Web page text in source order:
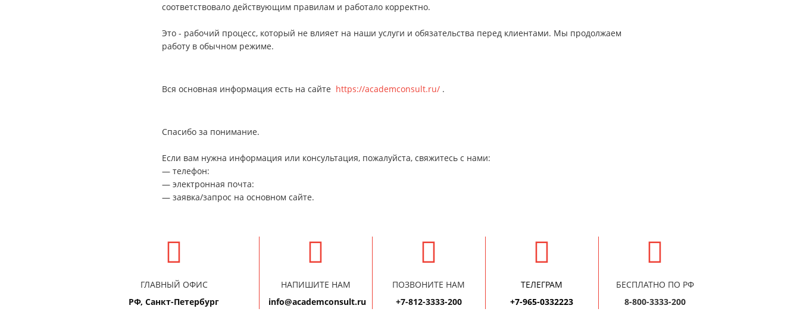
соответствовало действующим правилам и работало корректно.
Это - рабочий процесс, который не влияет на наши услуги и обязательства перед клиентами. Мы продолжаем
работу в обычном режиме.
Вся основная информация есть на сайте https://academconsult.ru/ .
Спасибо за понимание.
Если вам нужна информация или консультация, пожалуйста, свяжитесь с нами:
— телефон:
— электронная почта:
— заявка/запрос на основном сайте.
ГЛАВНЫЙ ОФИС
РФ, Санкт-Петербург
НАПИШИТЕ НАМ
info@academconsult.ru
ПОЗВОНИТЕ НАМ
+7-812-3333-200
ТЕЛЕГРАМ
+7-965-0332223
БЕСПЛАТНО ПО РФ
8-800-3333-200